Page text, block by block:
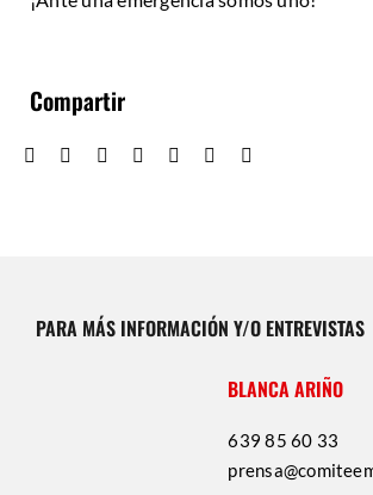
Compartir
PARA MÁS INFORMACIÓN Y/O ENTREVISTAS
BLANCA ARIÑO
639 85 60 33